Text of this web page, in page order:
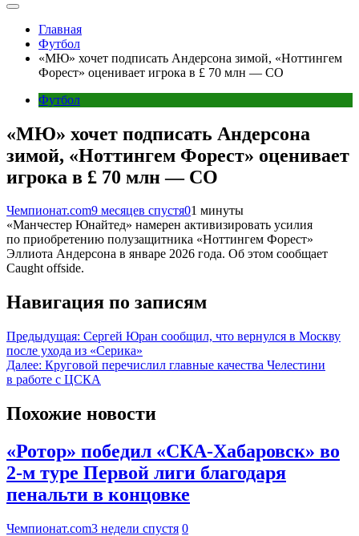
Главная
Футбол
«МЮ» хочет подписать Андерсона зимой, «Ноттингем
Форест» оценивает игрока в £ 70 млн — CO
Футбол
«МЮ» хочет подписать Андерсона
зимой, «Ноттингем Форест» оценивает
игрока в £ 70 млн — CO
Чемпионат.com9 месяцев спустя01 минуты
«Манчестер Юнайтед» намерен активизировать усилия
по приобретению полузащитника «Ноттингем Форест»
Эллиота Андерсона в январе 2026 года. Об этом сообщает
Caught offside.
Навигация по записям
Предыдущая: Сергей Юран сообщил, что вернулся в Москву
после ухода из «Серика»
Далее: Круговой перечислил главные качества Челестини
в работе с ЦСКА
Похожие новости
«Ротор» победил «СКА-Хабаровск» во
2-м туре Первой лиги благодаря
пенальти в концовке
Чемпионат.com3 недели спустя 0